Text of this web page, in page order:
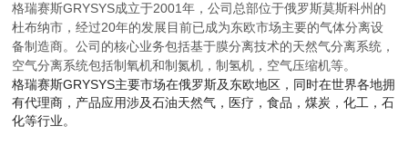
格瑞赛斯GRYSYS成立于2001年，公司总部位于俄罗斯莫斯科州的
杜布纳市，经过20年的发展目前已成为东欧市场主要的气体分离设
备制造商。公司的核心业务包括基于膜分离技术的天然气分离系统，
空气分离系统包括制氧机和制氮机，制氢机，空气压缩机等。
格瑞赛斯GRYSYS主要市场在俄罗斯及东欧地区，同时在世界各地拥
有代理商，产品应用涉及石油天然气，医疗，食品，煤炭，化工，石
化等行业。